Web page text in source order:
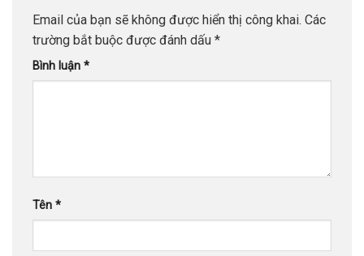
Email của bạn sẽ không được hiển thị công khai. Các
trường bắt buộc được đánh dấu *
Bình luận *
Tên *